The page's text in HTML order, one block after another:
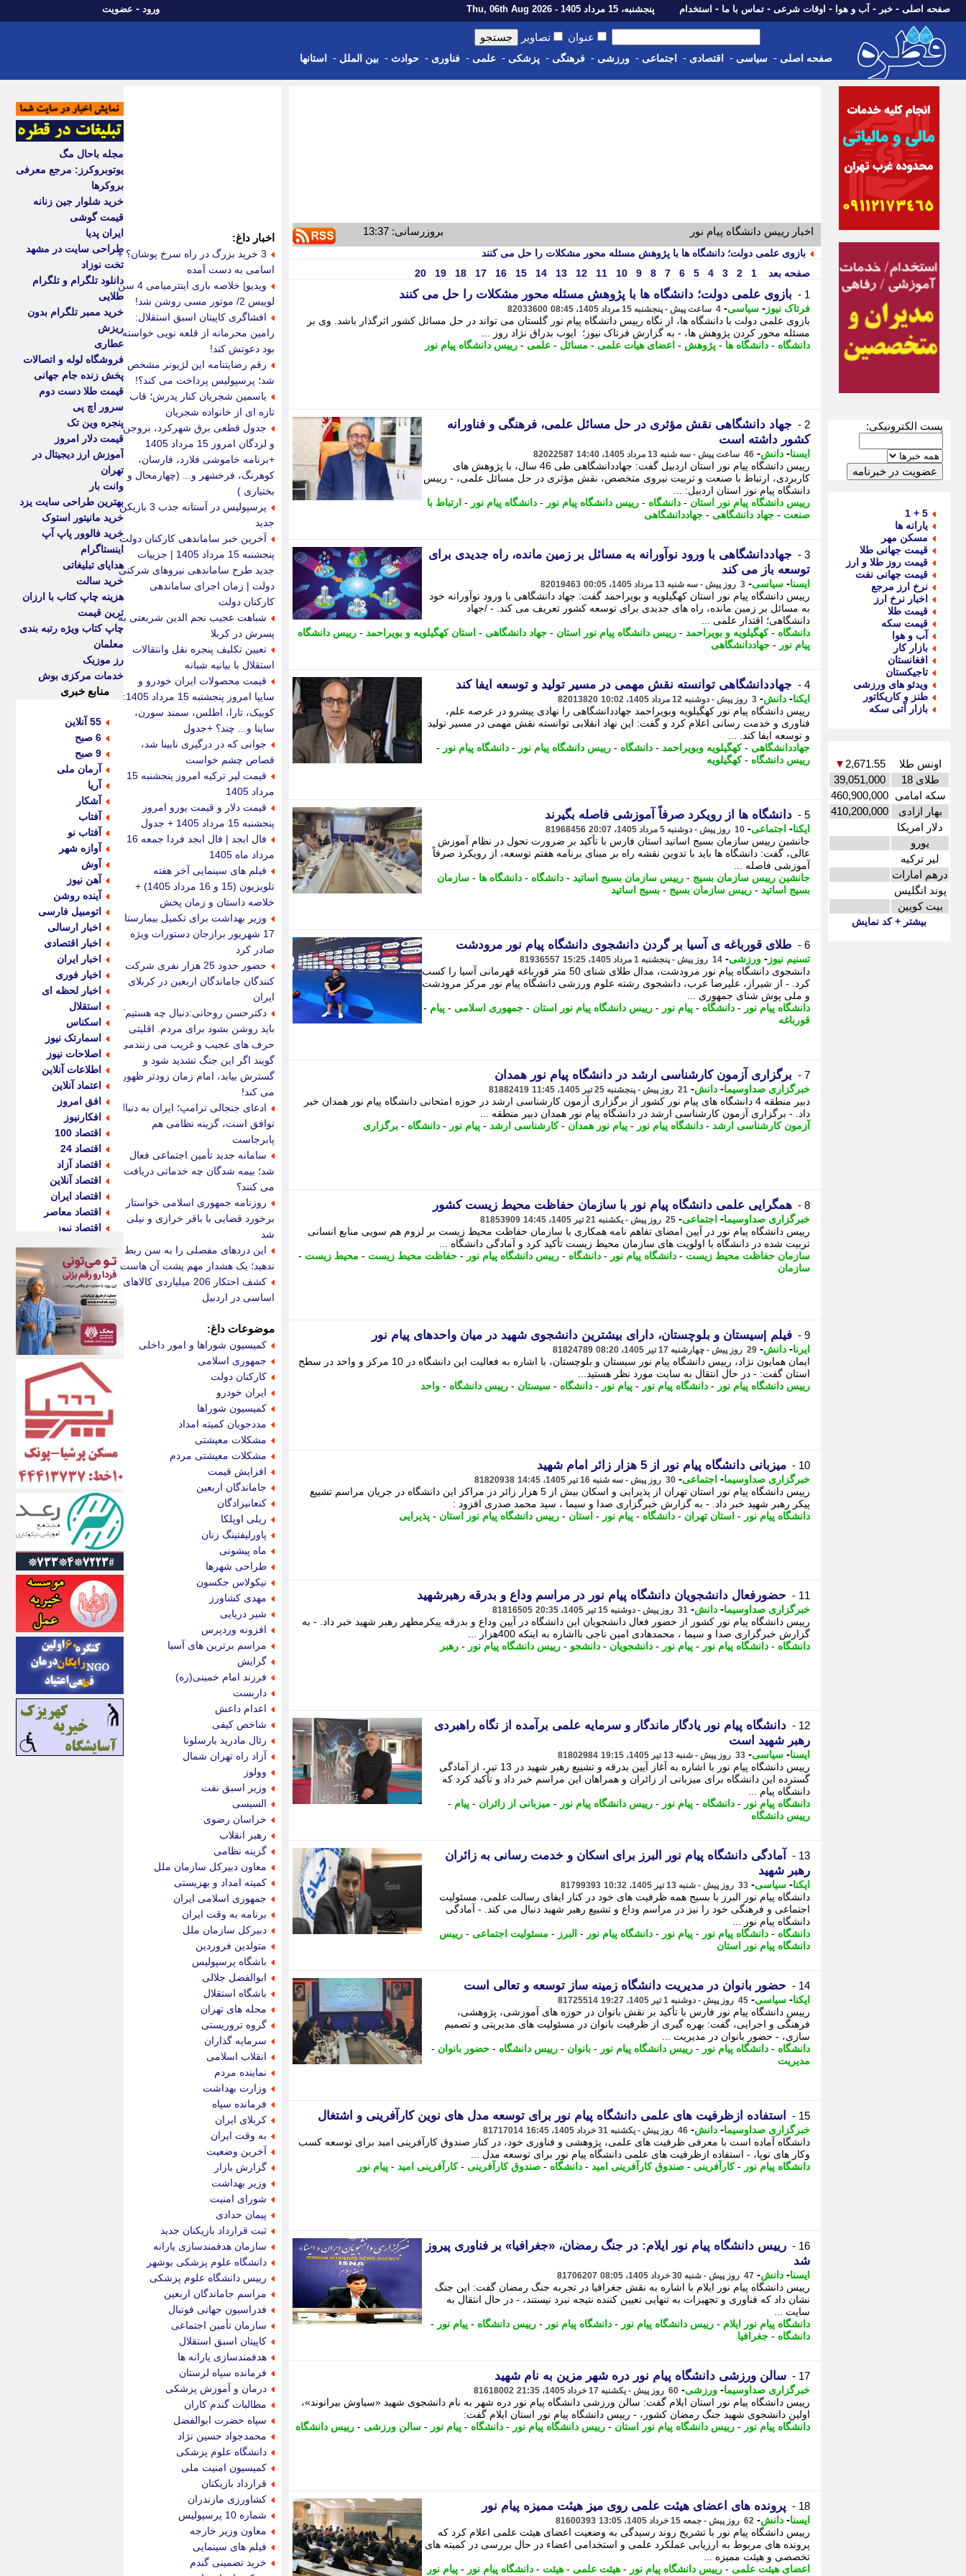
صفحه اصلی - خبر - آب و هوا - اوقات شرعی - تماس با ما - استخدام پنجشنبه، 15 مرداد 1405 - Thu, 06th Aug 2026 ورود - عضویت
عنوان تصاویر
صفحه اصلی - سیاسی - اقتصادی - اجتماعی - ورزشی - فرهنگی - پزشکی - علمی - فناوری - حوادث - بین الملل - استانها
پست الکترونیکی:
5 + 1
یارانه ها
مسکن مهر
قیمت جهانی طلا
قیمت روز طلا و ارز
قیمت جهانی نفت
نرخ ارز مرجع
اخبار نرخ ارز
قیمت طلا
قیمت سکه
آب و هوا
بازار کار
افغانستان
تاجیکستان
ویدئو های ورزشی
طنز و کاریکاتور
بازار آتی سکه
اونس طلا 2,671.55
▼
طلای 18
39,051,000
سکه امامی 460,900,000
بهار ازادی
410,200,000
دلار امریکا
یورو
لیر ترکیه
درهم امارات
پوند انگلیس
بیت کویین
بیشتر + کد نمایش
اخبار رییس دانشگاه پیام نور بروزرسانی: 13:37
بازوی علمی دولت؛ دانشگاه ها با پژوهش مسئله محور مشکلات را حل می کنند
صفحه بعد
1
2
3
4
5
6
7
8
9
10
11
12
13
14
15
16
17
18
19
20
1 - بازوی علمی دولت؛ دانشگاه ها با پژوهش مسئله محور مشکلات را حل می کنند
فرتاک نیوز - سیاسی- 4 ساعت پیش - پنجشنبه 15 مرداد 1405، 08:45 82033600
بازوی علمی دولت با دانشگاه ها، از نگاه رییس دانشگاه پیام نور گلستان می تواند در حل مسائل کشور اثرگذار باشد. وی بر
مسئله محور کردن پژوهش ها، - به گزارش فرتاک نیوز؛ ایوب بدراق نژاد روز ...
دانشگاه - دانشگاه ها - پژوهش - اعضای هیات علمی - مسائل - علمی - رییس دانشگاه پیام نور
2 -
جهاد دانشگاهی نقش مؤثری در حل مسائل علمی، فرهنگی و فناورانه
کشور داشته است
ایسنا- دانش- 46 ساعت پیش - سه شنبه 13 مرداد 1405، 14:40 82022587
رییس دانشگاه پیام نور استان اردبیل گفت: جهاددانشگاهی طی 46 سال، با پژوهش های
کاربردی، ارتباط با صنعت و تربیت نیروی متخصص، نقش مؤثری در حل مسائل علمی، - رییس
دانشگاه پیام نور استان اردبیل: ...
رییس دانشگاه پیام نور استان - دانشگاه - رییس دانشگاه پیام نور - دانشگاه پیام نور - ارتباط با
صنعت - جهاد دانشگاهی - جهاددانشگاهی
3 -
جهاددانشگاهی با ورود نوآورانه به مسائل بر زمین مانده، راه جدیدی برای
توسعه باز می کند
ایسنا- سیاسی- 3 روز پیش - سه شنبه 13 مرداد 1405، 00:05 82019463
رییس دانشگاه پیام نور استان کهگیلویه و بویراحمد گفت: جهاد دانشگاهی با ورود نوآورانه خود
به مسائل بر زمین مانده، راه های جدیدی برای توسعه کشور تعریف می کند. - /جهاد
دانشگاهی؛ اقتدار علمی ...
دانشگاه -کهگیلویه و بویراحمد - رییس دانشگاه پیام نور استان - جهاد دانشگاهی - استان کهگیلویه و بویراحمد - رییس دانشگاه
پیام نور - جهاددانشگاهی
4 - جهاددانشگاهی توانسته نقش مهمی در مسیر تولید و توسعه ایفا کند
ایکنا- دانش- 3 روز پیش - دوشنبه 12 مرداد 1405، 10:02 82013820
رییس دانشگاه پیام نور کهگیلویه وبویراحمد جهاددانشگاهی را نهادی پیشرو در عرصه علم،
فناوری و خدمت رسانی اعلام کرد و گفت: این نهاد انقلابی توانسته نقش مهمی در مسیر تولید
و توسعه ایفا کند. ...
جهاددانشگاهی -کهگیلویه وبویراحمد - دانشگاه - رییس دانشگاه پیام نور - دانشگاه پیام نور -
رییس دانشگاه -کهگیلویه
5 - دانشگاه ها از رویکرد صرفاً آموزشی فاصله بگیرند
ایکنا- اجتماعی- 10 روز پیش - دوشنبه 5 مرداد 1405، 20:07 81968456
جانشین رییس سازمان بسیج اساتید استان فارس با تأکید بر ضرورت تحول در نظام آموزش
عالی، گفت: دانشگاه ها باید با تدوین نقشه راه بر مبنای برنامه هفتم توسعه، از رویکرد صرفاً
آموزشی فاصله ...
جانشین رییس سازمان بسیج - رییس سازمان بسیج اساتید - دانشگاه - دانشگاه ها - سازمان
بسیج اساتید - رییس سازمان بسیج - بسیج اساتید
6 - طلای قورباغه ی آسیا بر گردن دانشجوی دانشگاه پیام نور مرودشت
تسنیم نیوز - ورزشی- 14 روز پیش - پنجشنبه 1 مرداد 1405، 15:25 81936557
دانشجوی دانشگاه پیام نور مرودشت، مدال طلای شنای 50 متر قورباغه قهرمانی آسیا را کسب
کرد. - از شیراز، علیرضا عرب، دانشجوی رشته علوم ورزشی دانشگاه پیام نور مرکز مرودشت
و ملی پوش شنای جمهوری ...
دانشگاه پیام نور - دانشگاه - پیام نور - رییس دانشگاه پیام نور استان - جمهوری اسلامی - پیام -
قورباغه
7 - برگزاری آزمون کارشناسی ارشد در دانشگاه پیام نور همدان
خبرگزاری صداوسیما- دانش- 21 روز پیش - پنجشنبه 25 تیر 1405، 11:45 81882419
دبیر منطقه 4 دانشگاه های پیام نور کشور از برگزاری آزمون کارشناسی ارشد در حوزه امتحانی دانشگاه پیام نور همدان خبر
داد. - برگزاری آزمون کارشناسی ارشد در دانشگاه پیام نور همدان دبیر منطقه ...
آزمون کارشناسی ارشد - دانشگاه پیام نور - پیام نور همدان -کارشناسی ارشد - پیام نور - دانشگاه - برگزاری
8 - همگرایی علمی دانشگاه پیام نور با سازمان حفاظت محیط زیست کشور
خبرگزاری صداوسیما- اجتماعی- 25 روز پیش - یکشنبه 21 تیر 1405، 14:45 81853909
رییس دانشگاه پیام نور در آیین امضای تفاهم نامه همکاری با سازمان حفاظت محیط زیست بر لزوم هم سویی منابع انسانی
تربیت شده در دانشگاه با اولویت های سازمان محیط زیست تأکید کرد و آمادگی دانشگاه ...
سازمان حفاظت محیط زیست - دانشگاه پیام نور - دانشگاه - رییس دانشگاه پیام نور - حفاظت محیط زیست - محیط زیست -
سازمان
9 - فیلم |سیستان و بلوچستان، دارای بیشترین دانشجوی شهید در میان واحدهای پیام نور
ایرنا- دانش- 29 روز پیش - چهارشنبه 17 تیر 1405، 08:20 81824789
ایمان همایون نژاد، رییس دانشگاه پیام نور سیستان و بلوچستان، با اشاره به فعالیت این دانشگاه در 10 مرکز و واحد در سطح
استان گفت: - در ﺣﺎل اﻧﺘﻘﺎل ﺑﻪ ﺳﺎﯾﺖ ﻣﻮرد ﻧﻈﺮ ﻫﺴﺘﯿﺪ...
رییس دانشگاه پیام نور - دانشگاه پیام نور - پیام نور - دانشگاه - سیستان - رییس دانشگاه - واحد
10 - میزبانی دانشگاه پیام نور از 5 هزار زائر امام شهید
خبرگزاری صداوسیما- اجتماعی- 30 روز پیش - سه شنبه 16 تیر 1405، 14:45 81820938
رییس دانشگاه پیام نور استان تهران از پذیرایی و اسکان بیش از 5 هزار زائر در مراکز این دانشگاه در جریان مراسم تشییع
پیکر رهبر شهید خبر داد. - به گزارش خبرگزاری صدا و سیما ، سید محمد صدری افزود :
دانشگاه پیام نور - استان تهران - دانشگاه - پیام نور - استان - رییس دانشگاه پیام نور استان - پذیرایی
11 - حضورفعال دانشجویان دانشگاه پیام نور در مراسم وداع و بدرقه رهبرشهید
خبرگزاری صداوسیما- دانش- 31 روز پیش - دوشنبه 15 تیر 1405، 20:35 81816505
رییس دانشگاه پیام نور کشور از حضور فعال دانشجویان این دانشگاه در آیین وداع و بدرقه پیکرمطهر رهبر شهید خبر داد. - به
گزارش خبرگزاری صدا و سیما ، محمدهادی امین ناجی بااشاره به اینکه 400هزار ...
دانشگاه - دانشگاه پیام نور - پیام نور - دانشجویان - دانشجو - رییس دانشگاه پیام نور - رهبر
12 -
دانشگاه پیام نور یادگار ماندگار و سرمایه علمی برآمده از نگاه راهبردی
رهبر شهید است
ایسنا- سیاسی- 33 روز پیش - شنبه 13 تیر 1405، 19:15 81802984
رییس دانشگاه پیام نور با اشاره به آغاز آیین بدرقه و تشییع رهبر شهید در 13 تیر، از آمادگی
گسترده این دانشگاه برای میزبانی از زائران و همراهان این مراسم خبر داد و تأکید کرد که
دانشگاه پیام ...
دانشگاه پیام نور - دانشگاه - پیام نور - رییس دانشگاه پیام نور - میزبانی از زائران - پیام -
رییس دانشگاه
13 -
آمادگی دانشگاه پیام نور البرز برای اسکان و خدمت رسانی به زائران
رهبر شهید
ایکنا- سیاسی- 33 روز پیش - شنبه 13 تیر 1405، 10:32 81799393
دانشگاه پیام نور البرز با بسیج همه ظرفیت های خود در کنار ایفای رسالت علمی، مسئولیت
اجتماعی و فرهنگی خود را نیز در مراسم وداع و تشییع رهبر شهید دنبال می کند. - آمادگی
دانشگاه پیام نور ...
دانشگاه - دانشگاه پیام نور - پیام نور - دانشگاه پیام نور - البرز - مسئولیت اجتماعی - رییس
دانشگاه پیام نور استان
14 - حضور بانوان در مدیریت دانشگاه زمینه ساز توسعه و تعالی است
ایکنا- سیاسی- 45 روز پیش - دوشنبه 1 تیر 1405، 19:27 81725514
رییس دانشگاه پیام نور فارس با تأکید بر نقش بانوان در حوزه های آموزشی، پژوهشی،
فرهنگی و اجرایی، گفت: بهره گیری از ظرفیت بانوان در مسئولیت های مدیریتی و تصمیم
سازی، - حضور بانوان در مدیریت ...
دانشگاه - دانشگاه پیام نور - رییس دانشگاه پیام نور - بانوان - رییس دانشگاه - حضور بانوان -
مدیریت
15 - استفاده ازظرفیت های علمی دانشگاه پیام نور برای توسعه مدل های نوین کارآفرینی و اشتغال
خبرگزاری صداوسیما- دانش- 46 روز پیش - یکشنبه 31 خرداد 1405، 16:45 81717014
دانشگاه آماده است با معرفی ظرفیت های علمی، پژوهشی و فناوری خود، در کنار صندوق کارآفرینی امید برای توسعه کسب
وکار های نوپا، - استفاده ازظرفیت های علمی دانشگاه پیام نور برای توسعه مدل ...
دانشگاه پیام نور -کارآفرینی - صندوق کارآفرینی امید - دانشگاه - صندوق کارآفرینی -کارآفرینی امید - پیام نور
16 -
رییس دانشگاه پیام نور ایلام: در جنگ رمضان، «جغرافیا» بر فناوری پیروز
شد
ایسنا- دانش- 47 روز پیش - شنبه 30 خرداد 1405، 08:05 81706207
رییس دانشگاه پیام نور ایلام با اشاره به نقش جغرافیا در تجربه جنگ رمضان گفت: این جنگ
نشان داد که فناوری و تجهیزات به تنهایی تعیین کننده نتیجه نبرد نیستند، - در ﺣﺎل اﻧﺘﻘﺎل ﺑﻪ
ﺳﺎﯾﺖ ...
دانشگاه پیام نور ایلام - رییس دانشگاه پیام نور - دانشگاه پیام نور - رییس دانشگاه - پیام نور -
دانشگاه - جغرافیا
17 - سالن ورزشی دانشگاه پیام نور دره شهر مزین به نام شهید
خبرگزاری صداوسیما- ورزشی- 60 روز پیش - یکشنبه 17 خرداد 1405، 21:35 81618002
رییس دانشگاه پیام نور استان ایلام گفت: سالن ورزشی دانشگاه پیام نور دره شهر به نام دانشجوی شهید «سیاوش بیرانوند»،
اولین دانشجوی شهید جنگ رمضان کشور، - رییس دانشگاه پیام نور استان ایلام گفت:
دانشگاه پیام نور - رییس دانشگاه پیام نور استان - رییس دانشگاه پیام نور - دانشگاه - پیام نور - سالن ورزشی - رییس دانشگاه
18 - پرونده های اعضای هیئت علمی روی میز هیئت ممیزه پیام نور
ایسنا- دانش- 62 روز پیش - جمعه 15 خرداد 1405، 13:05 81600393
رییس دانشگاه پیام نور با تشریح روند رسیدگی به وضعیت اعضای هیئت علمی اعلام کرد که
پرونده های مربوط به ارزیابی عملکرد علمی و استخدامی اعضاء در حال بررسی در کمیته های
تخصصی و هیئت ممیزه ...
اعضای هیئت علمی - رییس دانشگاه پیام نور - هیئت علمی - هیئت - دانشگاه پیام نور - پیام نور
اخبار داغ:
3 خرید بزرگ در راه سرخ پوشان؟ +
اسامی به دست آمده
ویدیو| خلاصه بازی اینترمیامی 4 سن
لوییس 2/ موتور مسی روشن شد!
افشاگری کاپیتان اسبق استقلال:
رامین محرمانه از قلعه نویی خواسته
بود دعوتش کند!
رقم رضایتنامه این لژیونر مشخص
شد؛ پرسپولیس پرداخت می کند؟!
یاسمین شجریان کنار پدرش؛ قاب
تازه ای از خانواده شجریان
جدول قطعی برق شهرکرد، بروجن
و لردگان امروز 15 مرداد 1405
+برنامه خاموشی فلارد، فارسان،
کوهرنگ، فرخشهر و... (چهارمحال و
بختیاری )
پرسپولیس در آستانه جذب 3 بازیکن
جدید
آخرین خبر ساماندهی کارکنان دولت
پنجشنبه 15 مرداد 1405 | جزییات
جدید طرح ساماندهی نیروهای شرکتی
دولت | زمان اجرای ساماندهی
کارکنان دولت
شباهت عجیب نجم الدین شریعتی به
پسرش در کربلا
تعیین تکلیف پنجره نقل وانتقالات
استقلال با بیانیه شبانه
قیمت محصولات ایران خودرو و
سایپا امروز پنجشنبه 15 مرداد 1405:
کوییک، تارا، اطلس، سمند سورن،
ساینا و... چند؟ +جدول
جوانی که در درگیری نابینا شد،
قصاص چشم خواست
قیمت لیر ترکیه امروز پنجشنبه 15
مرداد 1405
قیمت دلار و قیمت یورو امروز
پنجشنبه 15 مرداد 1405 + جدول
فال ابجد | فال ابجد فردا جمعه 16
مرداد ماه 1405
فیلم های سینمایی آخر هفته
تلویزیون (15 و 16 مرداد 1405) +
خلاصه داستان و زمان پخش
وزیر بهداشت برای تکمیل بیمارستان
17 شهریور برازجان دستورات ویژه
صادر کرد
حضور حدود 25 هزار نفری شرکت
کنندگان جاماندگان اربعین در کربلای
ایران
دکترحسن روحانی:دنبال چه هستیم؟
باید روشن بشود برای مردم. اقلیتی
حرف های عجیب و غریب می زنندمی
گویند اگر این جنگ تشدید شود و
گسترش بیابد، امام زمان زودتر ظهور
می کند!
ادعای جنجالی ترامپ؛ ایران به دنبال
توافق است، گزینه نظامی هم
پابرجاست
سامانه جدید تأمین اجتماعی فعال
شد؛ بیمه شدگان چه خدماتی دریافت
می کنند؟
روزنامه جمهوری اسلامی خواستار
برخورد قضایی با باقر خرازی و نیلی
شد
این دردهای مفصلی را به سن ربط
ندهید؛ یک هشدار مهم پشت آن هاست
کشف احتکار 206 میلیاردی کالاهای
اساسی در اردبیل
موضوعات داغ:
کمیسیون شوراها و امور داخلی
جمهوری اسلامی
کارکنان دولت
ایران خودرو
کمیسیون شوراها
مددجویان کمیته امداد
مشکلات معیشتی
مشکلات معیشتی مردم
افزایش قیمت
جاماندگان اربعین
کنعانیزادگان
ریلی اوپلکا
پاورلیفتینگ زنان
ماه پیشونی
طراحی شهرها
نیکولاس جکسون
مهدی کشاورز
شیر دریایی
افزونه وردپرس
مراسم برترین های آسیا
گرایش
فرزند امام خمینی(ره)
داربست
اعدام داعش
شاخص کیفی
رئال مادرید بارسلونا
آزاد راه تهران شمال
وولوز
وزیر اسبق نفت
السیسی
خراسان رضوی
رهبر انقلاب
گزینه نظامی
معاون دبیرکل سازمان ملل
کمیته امداد و بهزیستی
جمهوری اسلامی ایران
برنامه به وقت ایران
دبیرکل سازمان ملل
متولدین فروردین
باشگاه پرسپولیس
ابوالفضل جلالی
باشگاه استقلال
محله های تهران
گروه تروریستی
سرمایه گذاران
انقلاب اسلامی
نماینده مردم
وزارت بهداشت
فرمانده سپاه
کربلای ایران
به وقت ایران
آخرین وضعیت
گزارش بازار
وزیر بهداشت
شورای امنیت
پیمان حدادی
ثبت قرارداد بازیکنان جدید
سازمان هدفمندسازی یارانه
دانشگاه علوم پزشکی بوشهر
رییس دانشگاه علوم پزشکی
مراسم جاماندگان اربعین
فدراسیون جهانی فوتبال
سازمان تأمین اجتماعی
کاپیتان اسبق استقلال
هدفمندسازی یارانه ها
فرمانده سپاه لرستان
درمان و آموزش پزشکی
مطالبات گندم کاران
سپاه حضرت ابوالفضل
محمدجواد حسین نژاد
دانشگاه علوم پزشکی
کمیسیون امنیت ملی
قرارداد بازیکنان
کشاورزی مازندران
شماره 10 پرسپولیس
معاون وزیر خارجه
فیلم های سینمایی
خرید تضمینی گندم
مجله باحال مگ
یوتوبروکرز: مرجع معرفی
بروکرها
خرید شلوار جین زنانه
قیمت گوشی
ایران پدیا
طراحی سایت در مشهد
تخت نوزاد
دانلود تلگرام و تلگرام
طلایی
خرید ممبر تلگرام بدون
ریزش
عطاری
فروشگاه لوله و اتصالات
پخش زنده جام جهانی
قیمت طلا دست دوم
سرور اچ پی
پنجره وین تک
قیمت دلار امروز
آموزش ارز دیجیتال در
تهران
وانت بار
بهترین طراحی سایت یزد
خرید مانیتور استوک
خرید فالوور پاپ آپ
اینستاگرام
هدایای تبلیغاتی
خرید سالت
هزینه چاپ کتاب با ارزان
ترین قیمت
چاپ کتاب ویژه رتبه بندی
معلمان
رز موزیک
خدمات مرکزی بوش
منابع خبری
55 آنلاین
6 صبح
9 صبح
آرمان ملی
آریا
آشکار
آفتاب
آفتاب نو
آوازه شهر
آوش
آهن نیوز
آینده روشن
اتومبیل فارسی
اخبار ارسالی
اخبار اقتصادی
اخبار ایران
اخبار فوری
اخبار لحظه ای
استقلال
اسکناس
اسمارتک نیوز
اصلاحات نیوز
اطلاعات آنلاین
اعتماد آنلاین
افق امروز
افکارنیوز
اقتصاد 100
اقتصاد 24
اقتصاد آزاد
اقتصاد آنلاین
اقتصاد ایران
اقتصاد معاصر
اقتصاد نیوز
اکوفارس
اکونگار
اکونیوز
الف
انتشار آنلاین
اندیشه قرن
اندیشه معاصر
اندیشه ها
انرژی پرس
ای استخدام
ایتنا
ایراف
ایران آرت
ایران آنلاین
ایران زندگی
ایران فوری
ایرانی روز
ایرانیتال
ایرنا
ایسکانیوز
ایسنا
ایکنا
ایلنا
اینتیتر
ایونا نیوز
بازتاب آنلاین
باشگاه خبرنگاران
باغستان نیوز
بامبوک
ببین و بخون
بدینسان
بنکر